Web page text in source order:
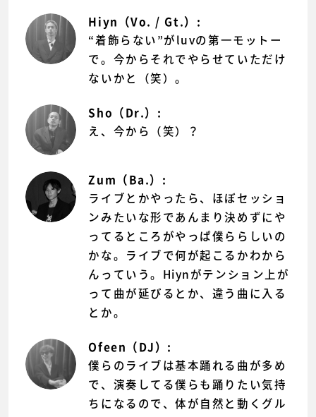
Hiyn（Vo. / Gt.）:
“着飾らない”がluvの第一モットー
で。今からそれでやらせていただけ
ないかと（笑）。
Sho（Dr.）:
え、今から（笑）？
Zum（Ba.）:
ライブとかやったら、ほぼセッショ
ンみたいな形であんまり決めずにや
ってるところがやっぱ僕ららしいの
かな。ライブで何が起こるかわから
んっていう。Hiynがテンション上が
って曲が延びるとか、違う曲に入る
とか。
Ofeen（DJ）:
僕らのライブは基本踊れる曲が多め
で、演奏してる僕らも踊りたい気持
ちになるので、体が自然と動くグル